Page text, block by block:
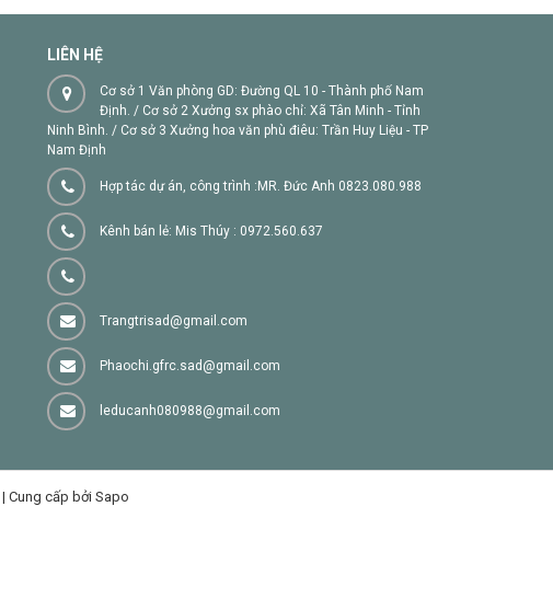
LIÊN HỆ
Cơ sở 1 Văn phòng GD: Đường QL 10 - Thành phố Nam
Định. / Cơ sở 2 Xưởng sx phào chỉ: Xã Tân Minh - Tỉnh
Ninh Bình. / Cơ sở 3 Xưởng hoa văn phù điêu: Trần Huy Liệu - TP
Nam Định
Hợp tác dự án, công trình :MR. Đức Anh 0823.080.988
Kênh bán lẻ: Mis Thúy : 0972.560.637
Trangtrisad@gmail.com
Phaochi.gfrc.sad@gmail.com
leducanh080988@gmail.com
| Cung cấp bởi Sapo